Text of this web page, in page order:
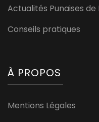
Actualités Punaises de
Conseils pratiques
À PROPOS
Mentions Légales